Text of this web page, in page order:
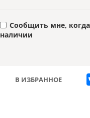
Сообщить мне,
наличии
В ИЗБРАННОЕ